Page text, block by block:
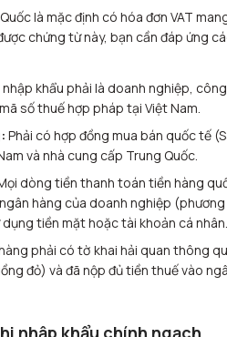
là mặc định có hóa đơn VAT
chứng từ này, bạn cần đáp ứng
khẩu phải là doanh nghiệp,
số thuế hợp pháp tại Việt Nam.
Phải có hợp đồng mua bán quốc tế
và nhà cung cấp Trung Quốc.
dòng tiền thanh toán tiền hàng
hàng của doanh nghiệp (phương
tiền mặt hoặc tài khoản cá nhân.
phải có tờ khai hải quan thông
đỏ) và đã nộp đủ tiền thuế vào
nhập khẩu chính ngạch